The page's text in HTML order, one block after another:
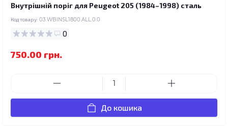
Внутрішній поріг для Peugeot 205 (1984–1998) сталь
Код товару: 03.WBINSL1800.ALL.0.0
0
750.00 грн.
До кошика